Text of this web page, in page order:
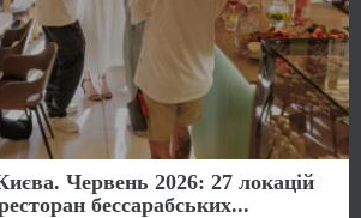
Червень 2026: 27 локацій
бессарабських...